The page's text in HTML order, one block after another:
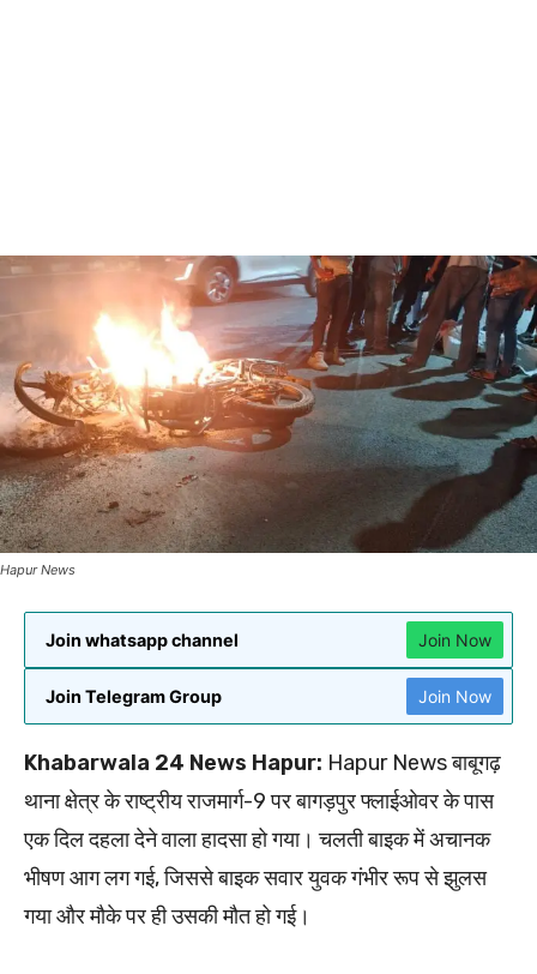
Hapur News
Join whatsapp channel Join Now
Join Telegram Group Join Now
Khabarwala 24 News Hapur: Hapur News बाबूगढ़
थाना क्षेत्र के राष्ट्रीय राजमार्ग-9 पर बागड़पुर फ्लाईओवर के पास
एक दिल दहला देने वाला हादसा हो गया। चलती बाइक में अचानक
भीषण आग लग गई, जिससे बाइक सवार युवक गंभीर रूप से झुलस
गया और मौके पर ही उसकी मौत हो गई।